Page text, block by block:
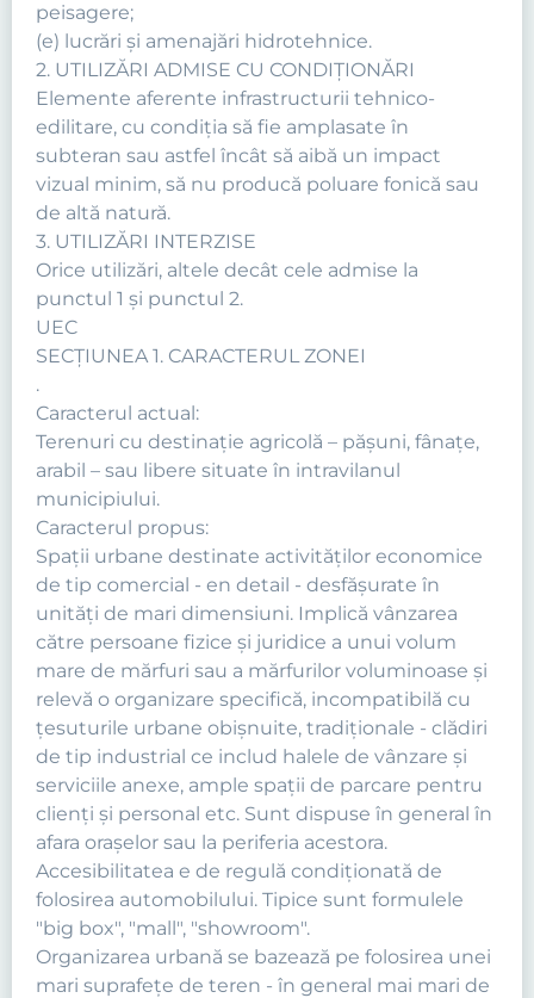
peisagere;
(e) lucrări şi amenajări hidrotehnice.
2. UTILIZĂRI ADMISE CU CONDIŢIONĂRI
Elemente aferente infrastructurii tehnico-
edilitare, cu condiţia să fie amplasate în
subteran sau astfel încât să aibă un impact
vizual minim, să nu producă poluare fonică sau
de altă natură.
3. UTILIZĂRI INTERZISE
Orice utilizări, altele decât cele admise la
punctul 1 şi punctul 2.
UEC
SECŢIUNEA 1. CARACTERUL ZONEI
.
Caracterul actual:
Terenuri cu destinaţie agricolă – păşuni, fânaţe,
arabil – sau libere situate în intravilanul
municipiului.
Caracterul propus:
Spaţii urbane destinate activităţilor economice
de tip comercial - en detail - desfăşurate în
unităţi de mari dimensiuni. Implică vânzarea
către persoane fizice şi juridice a unui volum
mare de mărfuri sau a mărfurilor voluminoase şi
relevă o organizare specifică, incompatibilă cu
ţesuturile urbane obişnuite, tradiţionale - clădiri
de tip industrial ce includ halele de vânzare şi
serviciile anexe, ample spaţii de parcare pentru
clienţi şi personal etc. Sunt dispuse în general în
afara oraşelor sau la periferia acestora.
Accesibilitatea e de regulă condiţionată de
folosirea automobilului. Tipice sunt formulele
"big box", "mall", "showroom".
Organizarea urbană se bazează pe folosirea unei
mari suprafeţe de teren - în general mai mari de